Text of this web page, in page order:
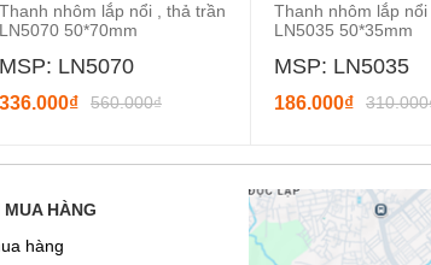
Thanh nhôm lắp nổi , thả trần
LN5070 50*70mm
MSP: LN5070
336.000₫ 560.000₫
Thanh nhôm lắp
LN5035 50*35mm
MSP: LN5035
186.000₫
HÀNG
hàng